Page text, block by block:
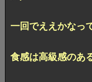
一回でええかな
食感は高級感の